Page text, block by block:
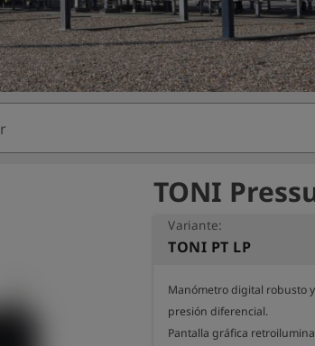
TONI
Variante:
TONI PT LP
Manómetro digital robusto
presión diferencial.
Pantalla gráfica